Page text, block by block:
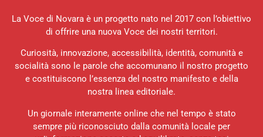
La Voce di Novara è un progetto nato nel 2017 con l’obiettivo
di offrire una nuova Voce dei nostri territori.
Curiosità, innovazione, accessibilità, identità, comunità e
socialità sono le parole che accomunano il nostro progetto
e costituiscono l’essenza del nostro manifesto e della
nostra linea editoriale.
Un giornale interamente online che nel tempo è stato
sempre più riconosciuto dalla comunità locale per